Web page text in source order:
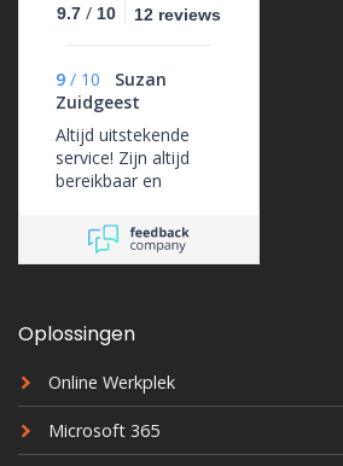
9.7 / 10 12 reviews
9 / 10
Suzan
Zuidgeest
Altijd uitstekende
service! Zijn altijd
bereikbaar en
erg goed.
Oplossingen
Online Werkplek
Microsoft 365